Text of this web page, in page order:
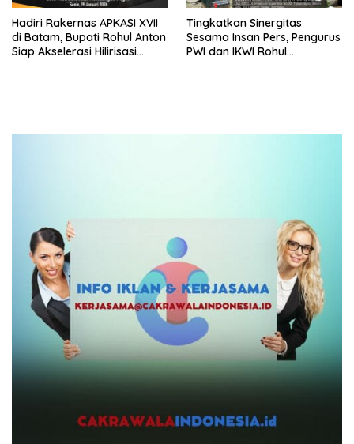
Hadiri Rakernas APKASI XVII
di Batam, Bupati Rohul Anton
Siap Akselerasi Hilirisasi
Tingkatkan Sinergitas
Sesama Insan Pers, Pengurus
PWI dan IKWI Rohul